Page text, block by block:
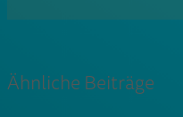
Ähnliche Beiträge